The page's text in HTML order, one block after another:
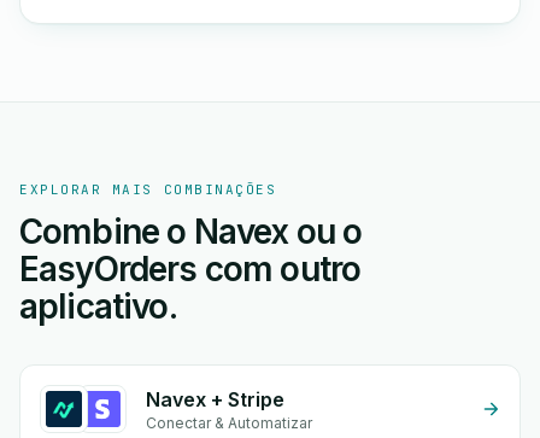
EXPLORAR MAIS COMBINAÇÕES
Combine o Navex ou o
EasyOrders com outro
aplicativo.
Navex + Stripe
Conectar & Automatizar